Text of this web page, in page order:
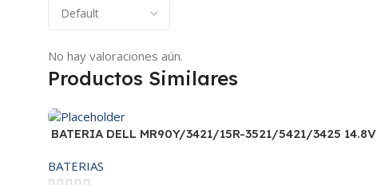
No hay valoraciones aún.
Productos Similares
BATERIA DELL MR90Y/3421/15R-3521/5421/3425 14.8V
BATERIAS